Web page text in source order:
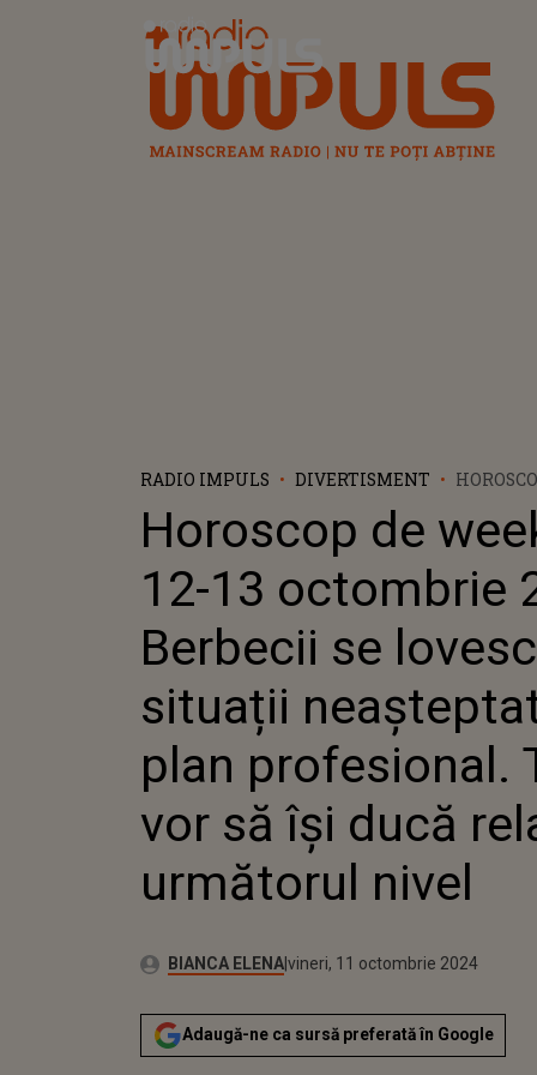
Radio Impuls
RADIO IMPULS DIVERTISMENT
BERBECII
SITUAȚII
PE PLAN
TAURII
RELAȚIA
Horoscop de
12-13 octombrie
Berbecii se
situații
plan profesional.
vor să își ducă
următorul nivel
Autor:BIANCA ELENAPublicat:
vineri, 11 octombrie 2024
Actualizat:
vineri, 11 octombrie 2024
Adaugă-ne ca sursă preferată în Google